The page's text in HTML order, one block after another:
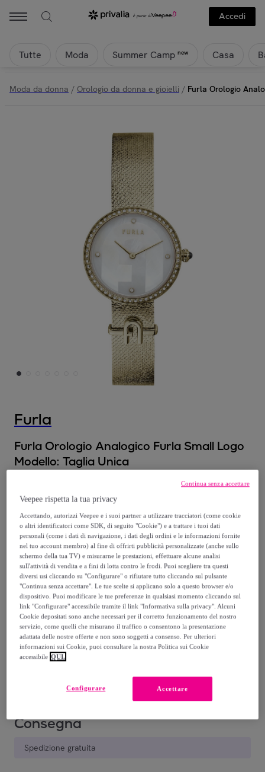
Accedi
Tutte Moda Summer Camp new Casa
Moda da donna / Orologio da donna e gioielli / Furla Orologio
Furla
Furla Orologio Analogico Furla Small Logo
Modello: Taglia Unica
148, €
229,00 €
-35%
Recupero del tuo vecchio prodotto possibile,
vedi le condizioni
Venduto daTIMEX GROUP
Consegna
Spedizione gratuita
Veepee rispetta la tua privacy
Accettando, autorizzi Veepee e i suoi partner a utilizzare tracciatori (come cookie
o altri identificatori come SDK, di seguito "Cookie") e a trattare i tuoi dati
personali (come i dati di navigazione, i dati degli ordini e le informazioni fornite
nel tuo account membro) al fine di offrirti pubblicità personalizzate (anche sullo
schermo della tua TV) e misurarne le prestazioni, effettuare alcune analisi
sull'attività di vendita e a fini di lotta contro le frodi. Puoi scegliere tra questi
diversi usi cliccando su "Configurare" o rifiutare tutto cliccando sul pulsante
"Continua senza accettare". Le tue scelte si applicano solo a questo browser e/o
dispositivo. Puoi modificare le tue preferenze in qualsiasi momento cliccando sul
link "Configurare" accessibile tramite il link "Informativa sulla privacy". Alcuni
Cookie depositati sono anche necessari per il corretto funzionamento del nostro
servizio, come quelli che misurano il traffico o consentono la presentazione
adattata delle nostre offerte e non sono soggetti a consenso. Per ulteriori
informazioni sui Cookie, puoi consultare la nostra Politica sui Cookie
accessibile QUI.
Accettare
Configurare
Continua senza accettare